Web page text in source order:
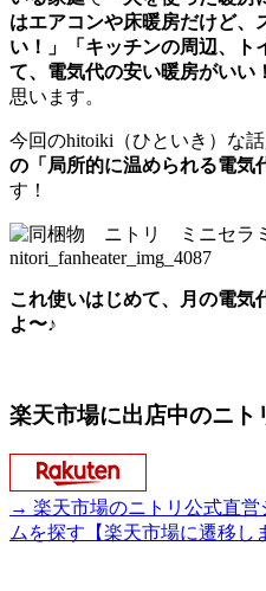
はエアコンや床暖房だけど、
い！」「キッチンの周辺、ト
て、電気代の安い暖房がいい
思います。
今回のhitoiki（ひといき）な
の「局所的に温められる電気
す！
これ使いはじめて、月の電気
よ〜♪
楽天市場に出店中のニト
→ 楽天市場のニトリ公式直
ムを探す【楽天市場に遷移し